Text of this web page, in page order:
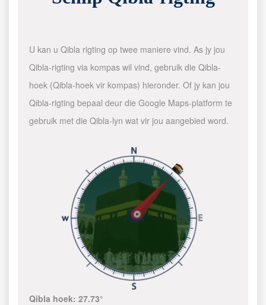
U kan u Qibla rigting op twee maniere vind. As jy jou
Qibla-rigting via kompas wil vind, gebruik die Qibla-
hoek (Qibla-hoek vir kompas) hieronder. Of jy kan jou
Qibla-rigting bepaal deur die Google Maps-platform te
gebruik met die Qibla-lyn wat vir jou aangebied word.
Qibla hoek:27.73°